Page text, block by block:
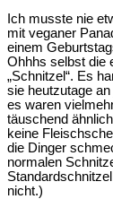
Ich musste nie
mit veganer
einem
Ohhhs selbst die
„Schnitzel“. Es
sie heutzutage
es waren
täuschend
keine
die Dinger
normalen
nicht.)